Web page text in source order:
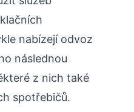
nabízejí odvoz
následnou
z nich také
spotřebičů.